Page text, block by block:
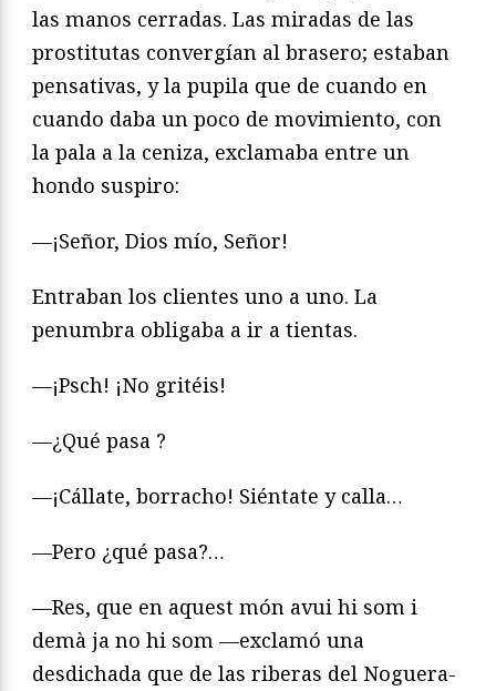
las manos cerradas. Las miradas de las
prostitutas convergían al brasero; estaban
pensativas, y la pupila que de cuando en
cuando daba un poco de movimiento, con
la pala a la ceniza, exclamaba entre un
hondo suspiro:
—¡Señor, Dios mío, Señor!
Entraban los clientes uno a uno. La
penumbra obligaba a ir a tientas.
—¡Psch! ¡No gritéis!
—¿Qué pasa ?
—¡Cállate, borracho! Siéntate y calla…
—Pero ¿qué pasa?…
—Res, que en aquest món avui hi som i
demà ja no hi som —exclamó una
desdichada que de las riberas del Noguera-